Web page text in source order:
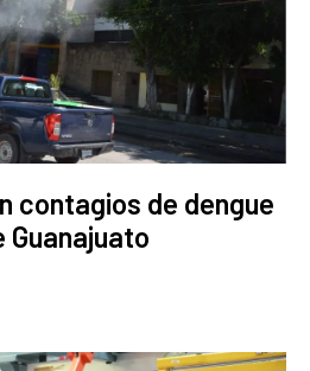
contagios de dengue
Guanajuato